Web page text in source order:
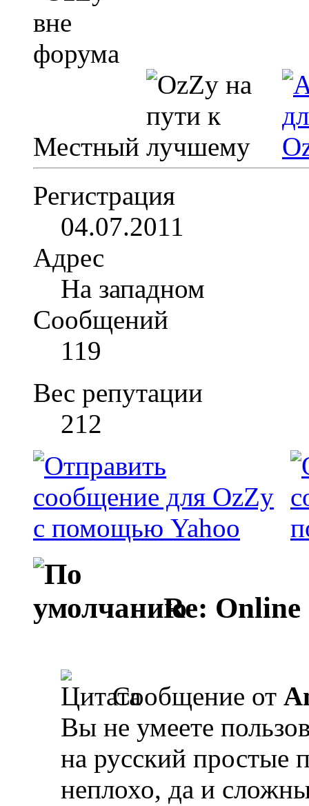
Местный
Регистрация
04.07.2011
Адрес
На западном
Сообщений
119
Вес репутации
212
Re: Online
Сообщение от
Вы не умеете
на русский простые
неплохо, да и